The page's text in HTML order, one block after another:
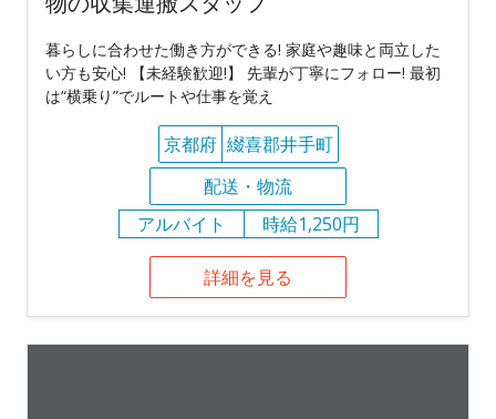
暮らしに合わせた働き方ができる! 家庭や趣味と両立した
い方も安心! 【未経験歓迎!】 先輩が丁寧にフォロー! 最初
は“横乗り”でルートや仕事を覚え
京都府 綴喜郡井手町
配送・物流
アルバイト
時給1,250円
詳細を見る